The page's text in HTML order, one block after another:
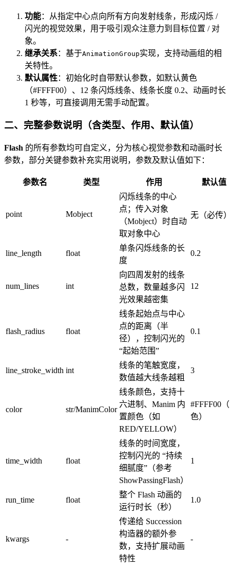
功能：从指定中心点向所有方向发射线条，形成闪烁 /
闪光的视觉效果，用于吸引观众注意力到目标位置 / 对
象。
继承关系：基于AnimationGroup实现，支持动画组的相
关特性。
默认属性：初始化时自带默认参数，如默认黄色
（#FFFF00）、12 条闪烁线条、线条长度 0.2、动画时长
1 秒等，可直接调用无需手动配置。
二、完整参数说明（含类型、作用、默认值）
Flash 的所有参数均可自定义，分为核心视觉参数和动画时长
参数，部分关键参数补充实用说明，参数及默认值如下：
参数名 类型 作用 默认值
point Mobject
闪烁线条的中心
点；传入对象
（Mobject）时自动
取对象中心
无（必传
line_length float
单条闪烁线条的长
度
0.2
num_lines int
向四周发射的线条
总数，数量越多闪
光效果越密集
12
flash_radius float
线条起始点与中心
点的距离（半
径），控制闪光的
“起始范围”
0.1
line_stroke_width int
线条的笔触宽度，
数值越大线条越粗
3
color str/ManimColor
线条颜色，支持十
六进制、Manim 内
置颜色（如
RED/YELLOW）
#FFFF00
色）
time_width float
线条的时间宽度，
控制闪光的 “持续
细腻度”（参考
ShowPassingFlash）
1
run_time float
整个 Flash 动画的
运行时长（秒）
1.0
kwargs -
传递给 Succession
构造器的额外参
数，支持扩展动画
特性
-